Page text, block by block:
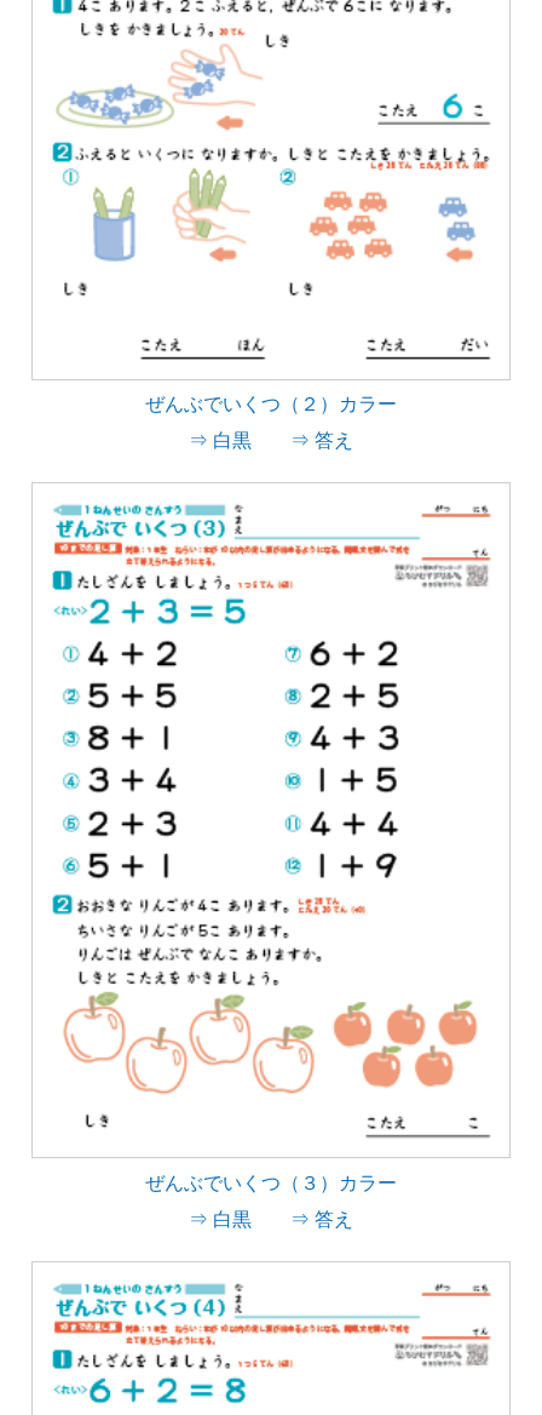
ぜんぶでいくつ（２）カラー
⇒ 白黒
⇒ 答え
ぜんぶでいくつ（３）カラー
⇒ 白黒
⇒ 答え